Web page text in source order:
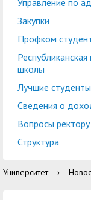
деятельность
Закупки
Республиканская
организация
Центр
иностранных
по русскому
Центр русского
Управление по
Закупки
Профком
школы
Лучшие студенты
Сведения о
Вопросы ректору
Структура
Университет ›